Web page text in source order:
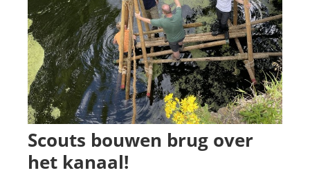
Scouts bouwen brug over
het kanaal!